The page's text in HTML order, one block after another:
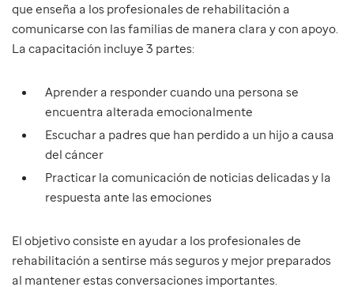
que enseña a los profesionales de rehabilitación a
comunicarse con las familias de manera clara y con apoyo.
La capacitación incluye 3 partes:
Aprender a responder cuando una persona se
encuentra alterada emocionalmente
Escuchar a padres que han perdido a un hijo a causa
del cáncer
Practicar la comunicación de noticias delicadas y la
respuesta ante las emociones
El objetivo consiste en ayudar a los profesionales de
rehabilitación a sentirse más seguros y mejor preparados
al mantener estas conversaciones importantes.